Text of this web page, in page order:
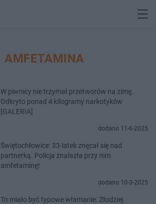
AMFETAMINA
W piwnicy nie trzymał przetworów na zimę.
Odkryto ponad 4 kilogramy narkotyków
[GALERIA]
dodano 11-6-2025
Świętochłowice: 33-latek znęcał się nad
partnerką. Policja znalazła przy nim
amfetaminę!
dodano 10-3-2025
To miało być typowe włamanie. Złodziej